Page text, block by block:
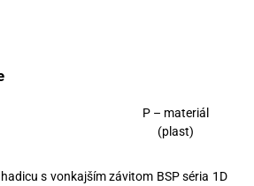
P – materiál
(plast)
s vonkajším závitom BSP séria 1D